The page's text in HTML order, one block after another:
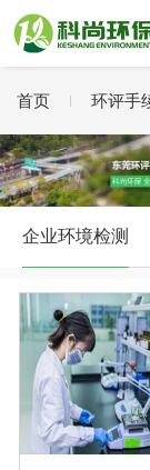
首页 环评手
企业环境检测